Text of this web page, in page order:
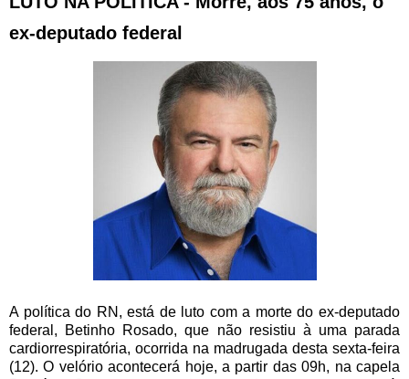
ex-deputado federal
A política do RN, está de luto com a morte do ex-deputado
federal, Betinho Rosado, que não resistiu à uma parada
cardiorrespiratória, ocorrida na madrugada desta sexta-feira
(12). O velório acontecerá hoje, a partir das 09h, na capela